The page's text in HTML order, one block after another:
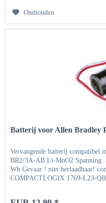
Onthouden
Batterij voor Allen Bradley
Vervangende batterij compatibel
BR2/3A-AB Li-MnO2 Spanning:
Wh Gevaar ! niet herlaadbaar!
COMPACTLOGIX 1769-L23-